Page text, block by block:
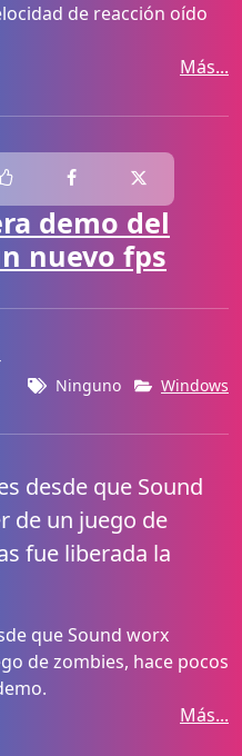
de reacción oído
Más...
demo del
nuevo fps
Ninguno
Windows
desde que Sound
de un juego de
fue liberada la
que Sound worx
de zombies, hace pocos
Más...